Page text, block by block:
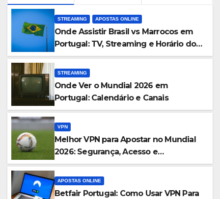
STREAMING APOSTAS ONLINE
Onde Assistir Brasil vs Marrocos em
Portugal: TV, Streaming e Horário do
Jogo
STREAMING
Onde Ver o Mundial 2026 em
Portugal: Calendário e Canais
VPN
Melhor VPN para Apostar no Mundial
2026: Segurança, Acesso e
Privacidade
APOSTAS ONLINE
Betfair Portugal: Como Usar VPN Para